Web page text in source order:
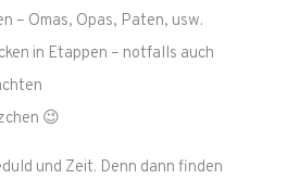
– Omas, Opas, Paten, usw.
in Etappen – notfalls auch
😉
und Zeit. Denn dann finden